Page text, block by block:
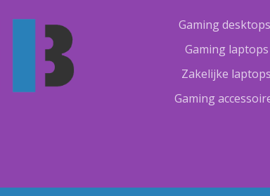
Gaming desktops
Gaming laptops
Zakelijke laptops
Gaming